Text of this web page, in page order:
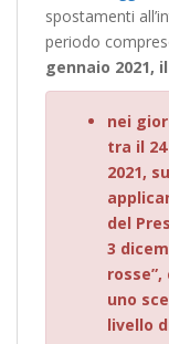
spostamenti
periodo
gennaio 2021,
nei
tra il
2021,
del
3
uno
livello